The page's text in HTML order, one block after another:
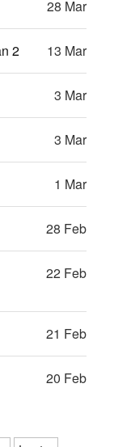
28 Mar
2 13 Mar
3 Mar
3 Mar
1 Mar
28 Feb
22 Feb
21 Feb
20 Feb